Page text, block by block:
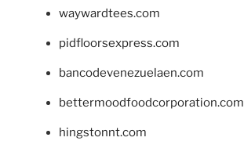
waywardtees.com
pidfloorsexpress.com
bancodevenezuelaen.com
bettermoodfoodcorporation.com
hingstonnt.com